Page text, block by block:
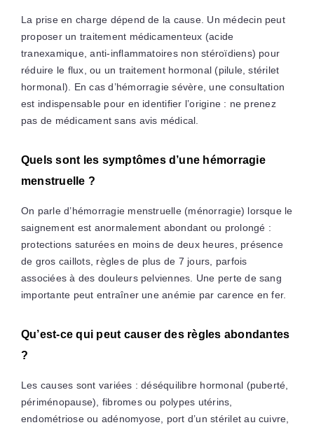
La prise en charge dépend de la cause. Un médecin peut
proposer un traitement médicamenteux (acide
tranexamique, anti-inflammatoires non stéroïdiens) pour
réduire le flux, ou un traitement hormonal (pilule, stérilet
hormonal). En cas d’hémorragie sévère, une consultation
est indispensable pour en identifier l’origine : ne prenez
pas de médicament sans avis médical.
Quels sont les symptômes d’une hémorragie
menstruelle ?
On parle d’hémorragie menstruelle (ménorragie) lorsque le
saignement est anormalement abondant ou prolongé :
protections saturées en moins de deux heures, présence
de gros caillots, règles de plus de 7 jours, parfois
associées à des douleurs pelviennes. Une perte de sang
importante peut entraîner une anémie par carence en fer.
Qu’est-ce qui peut causer des règles abondantes
?
Les causes sont variées : déséquilibre hormonal (puberté,
périménopause), fibromes ou polypes utérins,
endométriose ou adénomyose, port d’un stérilet au cuivre,